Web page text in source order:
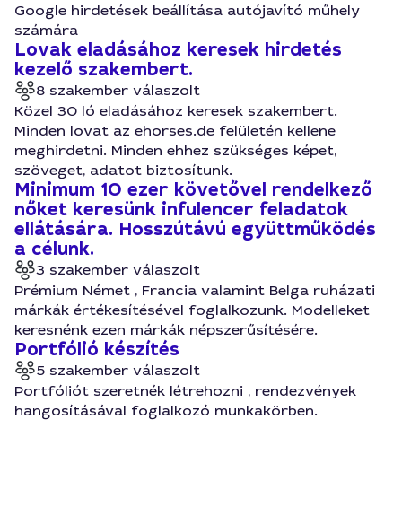
Google hirdetések beállítása autójavító műhely
számára
Lovak eladásához keresek hirdetés
kezelő szakembert.
8 szakember válaszolt
Közel 30 ló eladásához keresek szakembert.
Minden lovat az ehorses.de felületén kellene
meghirdetni. Minden ehhez szükséges képet,
szöveget, adatot biztosítunk.
Minimum 10 ezer követővel rendelkező
nőket keresünk infulencer feladatok
ellátására. Hosszútávú együttműködés
a célunk.
3 szakember válaszolt
Prémium Német , Francia valamint Belga ruházati
márkák értékesítésével foglalkozunk. Modelleket
keresnénk ezen márkák népszerűsítésére.
Portfólió készítés
5 szakember válaszolt
Portfóliót szeretnék létrehozni , rendezvények
hangosításával foglalkozó munkakörben.